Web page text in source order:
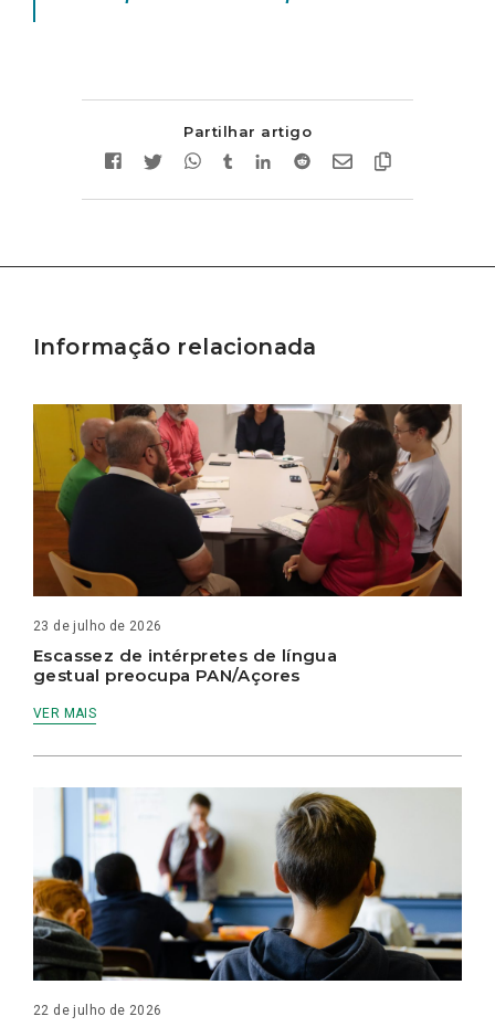
Partilhar artigo
Informação relacionada
23 de julho de 2026
Escassez de intérpretes de língua
gestual preocupa PAN/Açores
VER MAIS
22 de julho de 2026